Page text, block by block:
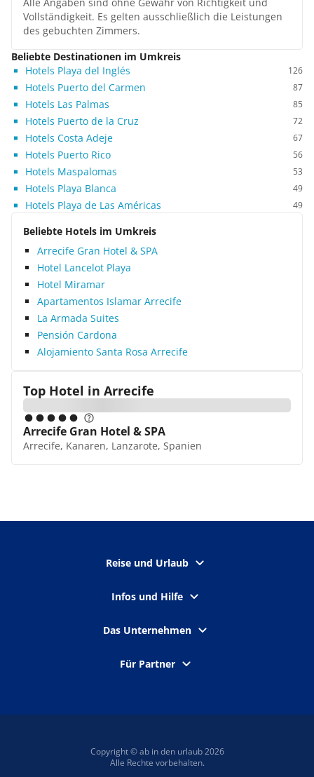
Vollständigkeit. Es gelten ausschließlich die Leistungen
des gebuchten Zimmers.
Beliebte Destinationen im Umkreis
Hotels Playa del Inglés
126
Hotels Puerto del Carmen 87
Hotels Las Palmas 85
Hotels Puerto de la Cruz 72
Hotels Costa Adeje 67
Hotels Puerto Rico 56
Hotels Maspalomas 53
Hotels Playa Blanca 49
Hotels Playa de Las Américas 49
Beliebte Hotels im Umkreis
Arrecife Gran Hotel & SPA
Hotel Lancelot Playa
Hotel Miramar
Apartamentos Islamar Arrecife
La Armada Suites
Pensión Cardona
Alojamiento Santa Rosa Arrecife
Top Hotel in Arrecife
Arrecife Gran Hotel & SPA
Arrecife, Kanaren, Lanzarote, Spanien
Reise und Urlaub
Infos und Hilfe
Das Unternehmen
Für Partner
Copyright © ab in den urlaub 2026
Alle Rechte vorbehalten.